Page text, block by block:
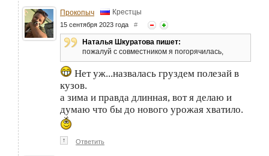
Прокопыч Крестцы
15 сентября 2023 года #
Наталья Шкуратова пишет:
пожалуй с совместником я погорячилась,
Нет уж...назвалась груздем полезай в
кузов.
а зима и правда длинная, вот я делаю и
думаю что бы до нового урожая хватило.
↑ Ответить